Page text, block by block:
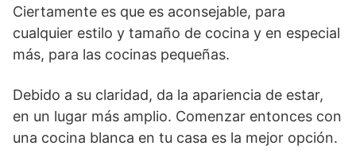
Ciertamente es que es aconsejable, para
cualquier estilo y tamaño de cocina y en especial
más, para las cocinas pequeñas.
Debido a su claridad, da la apariencia de estar,
en un lugar más amplio. Comenzar entonces con
una cocina blanca en tu casa es la mejor opción.